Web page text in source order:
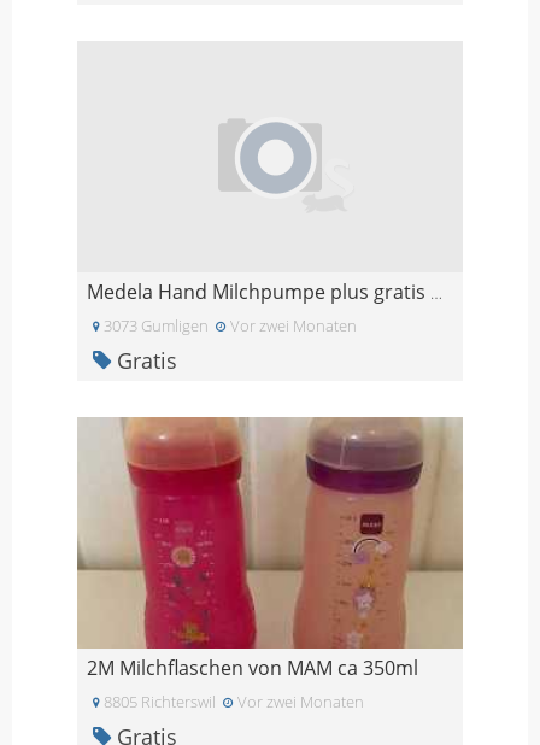
Medela Hand Milchpumpe plus gratis Medela Flaschen
3073 Gumligen Vor zwei Monaten
Gratis
2M Milchflaschen von MAM ca 350ml
8805 Richterswil Vor zwei Monaten
Gratis